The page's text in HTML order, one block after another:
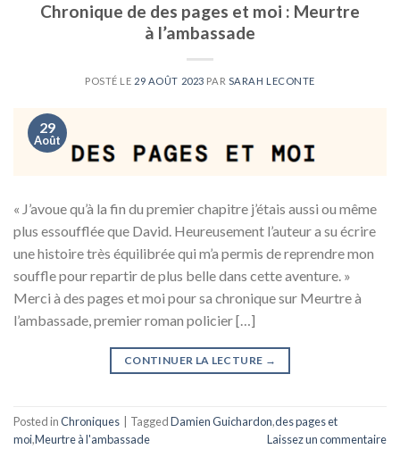
Chronique de des pages et moi : Meurtre
à l’ambassade
POSTÉ LE 29 AOÛT 2023 PAR SARAH LECONTE
29
Août
« J’avoue qu’à la fin du premier chapitre j’étais aussi ou même
plus essoufflée que David. Heureusement l’auteur a su écrire
une histoire très équilibrée qui m’a permis de reprendre mon
souffle pour repartir de plus belle dans cette aventure. »
Merci à des pages et moi pour sa chronique sur Meurtre à
l’ambassade, premier roman policier […]
CONTINUER LA LECTURE →
Posted inChroniques TaggedDamien Guichardon,des pages et
moi,Meurtre à l'ambassade Laissez un commentaire